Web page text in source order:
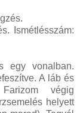
Ismétlésszám:
egy vonalban.
A láb és
végig
helyett